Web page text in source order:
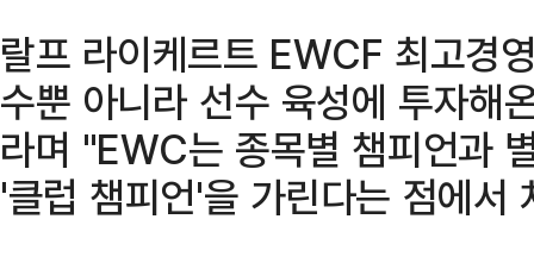
랄프 라이케르트 EWCF 최고경
수뿐 아니라 선수 육성에 투자해
라며 "EWC는 종목별 챔피언과
'클럽 챔피언'을 가린다는 점에서